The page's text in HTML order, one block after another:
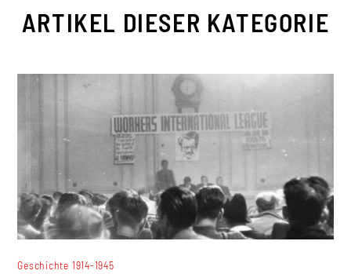
ARTIKEL DIESER KATEGORIE
Geschichte 1914-1945